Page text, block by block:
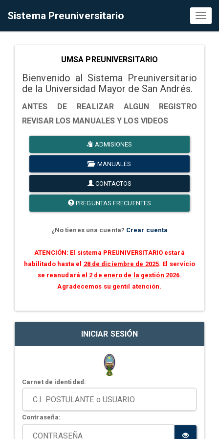
Sistema Preuniversitario
UMSA PREUNIVERSITARIO
Bienvenido al Sistema Preuniversitario
de la Universidad Mayor de San Andrés.
ANTES DE REALIZAR ALGUN REGISTRO
REVISAR LOS MANUALES Y LOS VIDEOS
ADMISIONES
MANUALES
CONTACTOS
PREGUNTAS FRECUENTES
¿No tienes una cuenta? Crear cuenta
ATENCIÓN: El sistema PREUNIVERSITARIO estará
habilitado hasta el 28 de diciembre de 2025. El servicio
se reanudará el 2 de enero de la gestión 2026.
Agradecemos su gentil atención.
INICIAR SESIÓN
Carnet de identidad:
Contraseña: